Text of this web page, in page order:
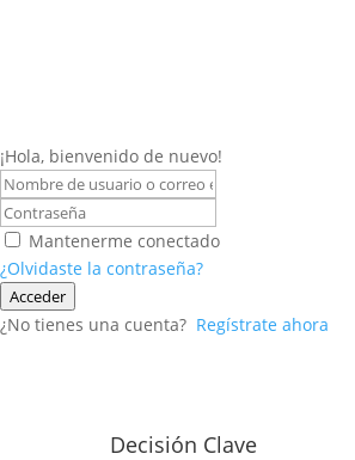
¡Hola, bienvenido de nuevo!
Mantenerme conectado
¿Olvidaste la contraseña?
Acceder
¿No tienes una cuenta? Regístrate ahora
Decisión Clave